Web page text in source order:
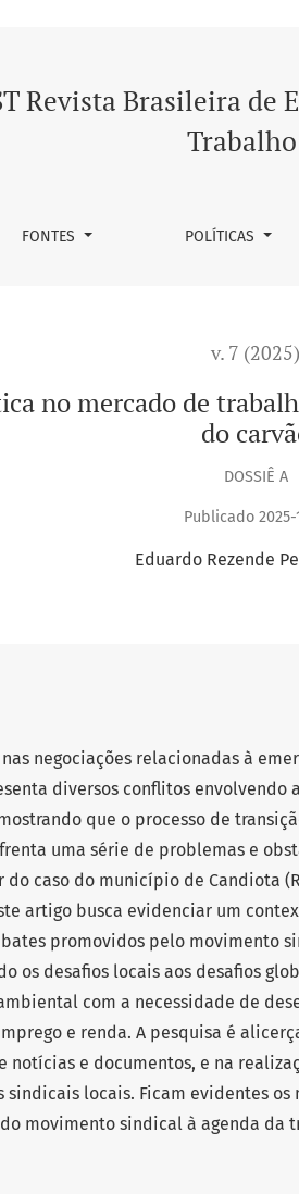
de trabalho e na economia local:
Revista Brasileira de
Trabalho
FONTES POLÍTICAS
v. 7 (2025)
no mercado de
do
DOSSIÊ A
Publicado 2025-
Eduardo Rezende
negociações relacionadas à
diversos conflitos envolvendo
que o processo de
uma série de problemas e
caso do município de Candiota
artigo busca evidenciar um
promovidos pelo movimento
os desafios locais aos desafios
com a necessidade de
e renda. A pesquisa é
e documentos, e na
locais. Ficam evidentes os
movimento sindical à agenda da